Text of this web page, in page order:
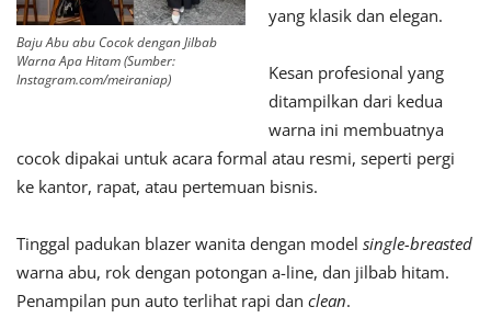
Baju Abu abu Cocok dengan Jilbab
Warna Apa Hitam (Sumber:
Instagram.com/meiraniap)
yang klasik dan elegan.
Kesan profesional yang
ditampilkan dari kedua
warna ini membuatnya
cocok dipakai untuk acara formal atau resmi, seperti pergi
ke kantor, rapat, atau pertemuan bisnis.
Tinggal padukan blazer wanita dengan model single-breasted
warna abu, rok dengan potongan a-line, dan jilbab hitam.
Penampilan pun auto terlihat rapi dan clean.